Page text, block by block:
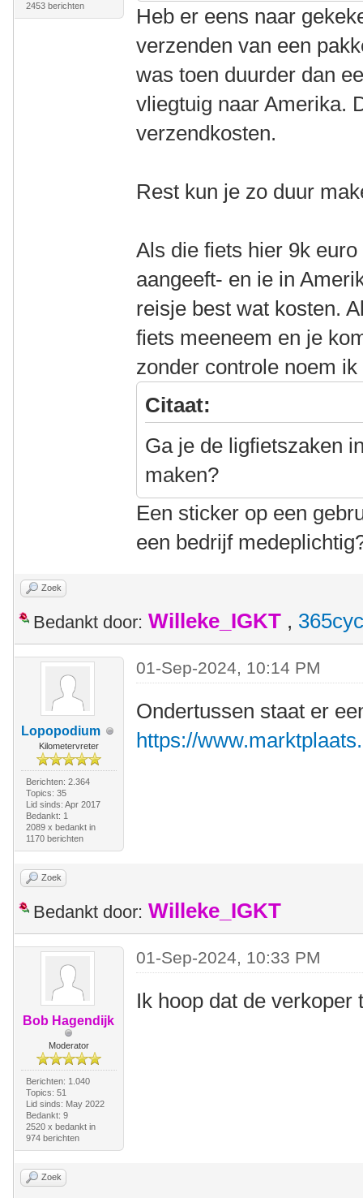
2453 berichten
Heb er eens naar
verzenden van een
was toen duurder dan
vliegtuig naar Amerika.
verzendkosten.
Rest kun je zo duur
Als die fiets hier 9k
aangeeft- en ie in
reisje best wat kosten.
fiets meeneem en je
zonder controle noem
Citaat:
Ga je de ligfietszaken
maken?
Een sticker op een
een bedrijf
Zoek
Bedankt door: Willeke_IGKT ,
Lopopodium
Kilometervreter
Berichten: 2.364
Topics: 35
Lid sinds: Apr 2017
Bedankt: 1
2089 x bedankt in
1170 berichten
01-Sep-2024, 10:14 PM
Ondertussen staat er
https://
Zoek
Bedankt door: Willeke_IGKT
Bob Hagendijk
Moderator
Berichten: 1.040
Topics: 51
Lid sinds: May 2022
Bedankt: 9
2520 x bedankt in
974 berichten
01-Sep-2024, 10:33 PM
Ik hoop dat de
Zoek